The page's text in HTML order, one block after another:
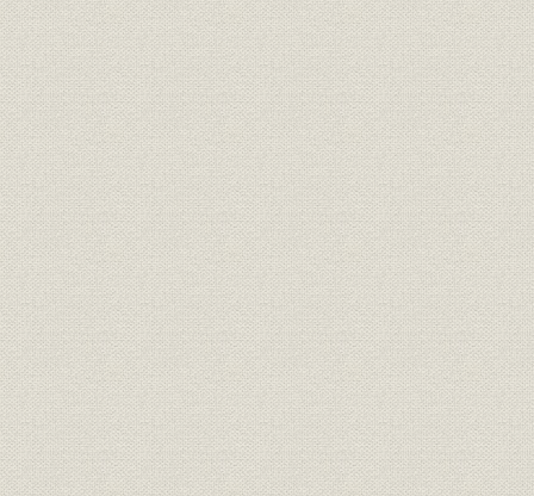
3)本格的機械化施工―羽田飛行場工事
4)立川飛行場工事
5)厚木および神奈川県工事
6)全国での展開
3 進駐軍工事と重機操作技術の習得
1)米第8軍東京地区工作隊モータープール管理業務
2)OMスクールの起源
4 アメリカ的生活様式を移入-住宅・施設工事
1)調布水耕農園の建設工事
2)占領軍家族住宅2万戸の建設要求